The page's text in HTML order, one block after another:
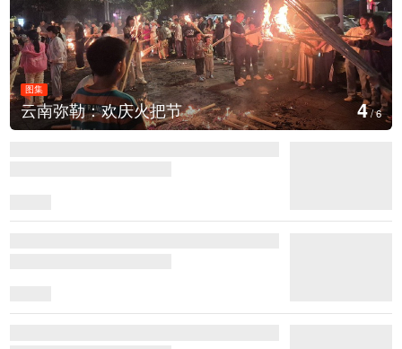
图集
江西铅山：千灯点亮葛仙村 5/6